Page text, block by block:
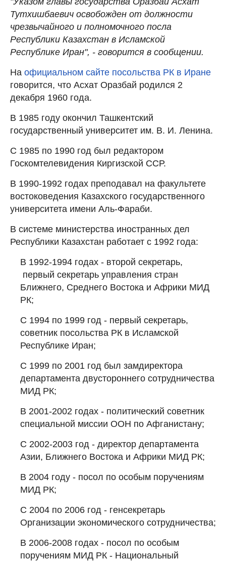
Тутхишбаевич освобожден от должности
чрезвычайного и полномочного посла
Республики Казахстан в Исламской
Республике Иран", - говорится в сообщении.
На официальном сайте посольства РК в Иране
говорится, что Асхат Оразбай родился 2
декабря 1960 года.
В 1985 году окончил Ташкентский
государственный университет им. В. И. Ленина.
С 1985 по 1990 год был редактором
Госкомтелевидения Киргизской ССР.
В 1990-1992 годах преподавал на факультете
востоковедения Казахского государственного
университета имени Аль-Фараби.
В системе министерства иностранных дел
Республики Казахстан работает с 1992 года:
В 1992-1994 годах - второй секретарь,
первый секретарь управления стран
Ближнего, Среднего Востока и Африки МИД
РК;
С 1994 по 1999 год - первый секретарь,
советник посольства РК в Исламской
Республике Иран;
С 1999 по 2001 год был замдиректора
департамента двустороннего сотрудничества
МИД РК;
В 2001-2002 годах - политический советник
специальной миссии ООН по Афганистану;
С 2002-2003 год - директор департамента
Азии, Ближнего Востока и Африки МИД РК;
В 2004 году - посол по особым поручениям
МИД РК;
С 2004 по 2006 год - генсекретарь
Организации экономического сотрудничества;
В 2006-2008 годах - посол по особым
поручениям МИД РК - Национальный